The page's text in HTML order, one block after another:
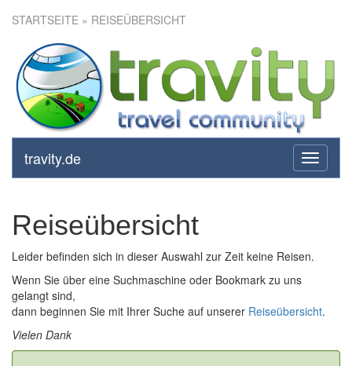
STARTSEITE » REISEÜBERSICHT
toggle
travity.de
Reiseübersicht
Leider befinden sich in dieser Auswahl zur Zeit keine Reisen.
Wenn Sie über eine Suchmaschine oder Bookmark zu uns
gelangt sind,
dann beginnen Sie mit Ihrer Suche auf unserer Reiseübersicht.
Vielen Dank